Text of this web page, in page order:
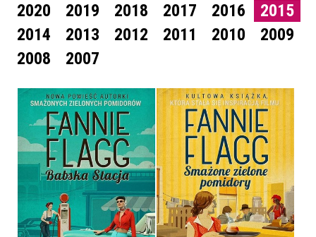
2020
2019 2018 2017 2016
2015
2014
2013 2012 2011 2010
2009
2008
2007
BABSKA STACJA
FANNIE FLAGG
OPRAWA MIĘKKA
SMAŻONE ZIELONE
POMIDORY
FANNIE FLAGG
OPRAWA MIĘKKA